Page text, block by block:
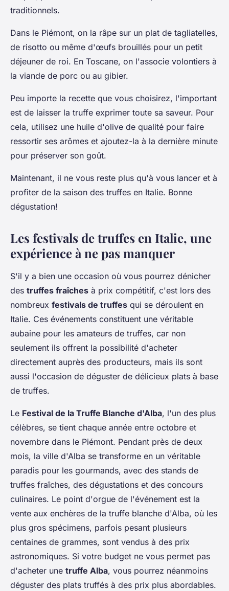
traditionnels.
Dans le Piémont, on la râpe sur un plat de tagliatelles,
de risotto ou même d'œufs brouillés pour un petit
déjeuner de roi. En Toscane, on l'associe volontiers à
la viande de porc ou au gibier.
Peu importe la recette que vous choisirez, l'important
est de laisser la truffe exprimer toute sa saveur. Pour
cela, utilisez une huile d'olive de qualité pour faire
ressortir ses arômes et ajoutez-la à la dernière minute
pour préserver son goût.
Maintenant, il ne vous reste plus qu'à vous lancer et à
profiter de la saison des truffes en Italie. Bonne
dégustation!
Les festivals de truffes en Italie, une
expérience à ne pas manquer
S'il y a bien une occasion où vous pourrez dénicher
des truffes fraîches à prix compétitif, c'est lors des
nombreux festivals de truffes qui se déroulent en
Italie. Ces événements constituent une véritable
aubaine pour les amateurs de truffes, car non
seulement ils offrent la possibilité d'acheter
directement auprès des producteurs, mais ils sont
aussi l'occasion de déguster de délicieux plats à base
de truffes.
Le Festival de la Truffe Blanche d'Alba, l'un des plus
célèbres, se tient chaque année entre octobre et
novembre dans le Piémont. Pendant près de deux
mois, la ville d'Alba se transforme en un véritable
paradis pour les gourmands, avec des stands de
truffes fraîches, des dégustations et des concours
culinaires. Le point d'orgue de l'événement est la
vente aux enchères de la truffe blanche d'Alba, où les
plus gros spécimens, parfois pesant plusieurs
centaines de grammes, sont vendus à des prix
astronomiques. Si votre budget ne vous permet pas
d'acheter une truffe Alba, vous pourrez néanmoins
déguster des plats truffés à des prix plus abordables.